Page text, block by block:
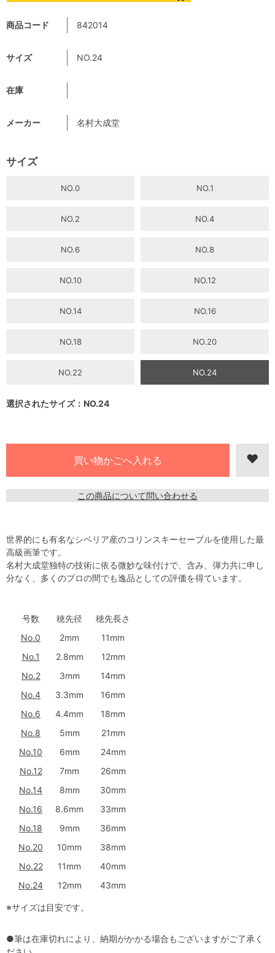
商品コード 842014
サイズ NO.24
在庫
メーカー 名村大成堂
サイズ
NO.0 NO.1
NO.2 NO.4
NO.6 NO.8
NO.10 NO.12
NO.14 NO.16
NO.18 NO.20
NO.22 NO.24
選択されたサイズ：NO.24
この商品について問い合わせる
世界的にも有名なシベリア産のコリンスキーセーブルを使用した最
高級画筆です。
名村大成堂独特の技術に依る微妙な味付けで、含み、弾力共に申し
分なく、多くのプロの間でも逸品としての評価を得ています。
号数 穂先径
穂先長さ
No.0
2mm
11mm
No.1
2.8mm
12mm
No.2
3mm
14mm
No.4
3.3mm
16mm
No.6
4.4mm
18mm
No.8
5mm
21mm
No.10
6mm
24mm
No.12
7mm
26mm
No.14
8mm
30mm
No.16
8.6mm
33mm
No.18
9mm
36mm
No.20
10mm
38mm
No.22
11mm
40mm
No.24
12mm 43mm
※サイズは目安です。
●筆は在庫切れにより、納期がかかる場合もございますがご了承く